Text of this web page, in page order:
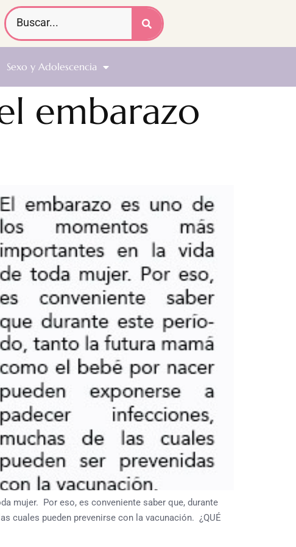
Sexo y Adolescencia
embarazo
mujer. Por eso, es conveniente saber que, durante
cuales pueden prevenirse con la vacunación. ¿QUÉ